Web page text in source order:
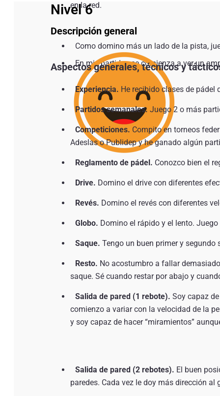
en la red.
Nivel 6
Descripción general
Como domino más un lado de la pista,
En mis partidos se comienza a ver un
Aspectos generales, técnicos y
Experiencia. He recibido clases de pádel
Partidos semanales. Juego 2 o más
Competiciones. Compito en torneos
Adeslas o Publidep y he ganado algún
Reglamento de pádel. Conozco bien el
Drive. Domino el drive con diferentes
Revés. Domino el revés con diferentes
Globo. Domino el rápido y el lento.
Saque. Tengo un buen primer y segundo
Resto. No acostumbro a fallar
saque. Sé cuando restar por abajo y
Salida de pared (1 rebote). Soy capaz
comienzo a variar con la velocidad de la
y soy capaz de hacer “miramientos”
Salida de pared (2 rebotes). El buen
paredes. Cada vez le doy más dirección